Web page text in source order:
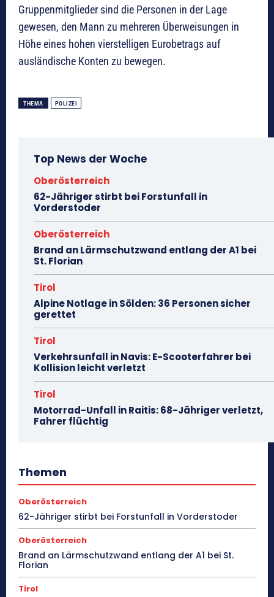
Gruppenmitglieder sind die Personen in der Lage
gewesen, den Mann zu mehreren Überweisungen in
Höhe eines hohen vierstelligen Eurobetrags auf
ausländische Konten zu bewegen.
THEMA POLIZEI
Top News der Woche
Oberösterreich
62-Jähriger stirbt bei Forstunfall in
Vorderstoder
Oberösterreich
Brand an Lärmschutzwand entlang der A1 bei
St. Florian
Tirol
Alpine Notlage in Sölden: 36 Personen sicher
gerettet
Tirol
Verkehrsunfall in Navis: E-Scooterfahrer bei
Kollision leicht verletzt
Tirol
Motorrad-Unfall in Raitis: 68-Jähriger verletzt,
Fahrer flüchtig
Themen
Oberösterreich
62-Jähriger stirbt bei Forstunfall in Vorderstoder
Oberösterreich
Brand an Lärmschutzwand entlang der A1 bei St.
Florian
Tirol